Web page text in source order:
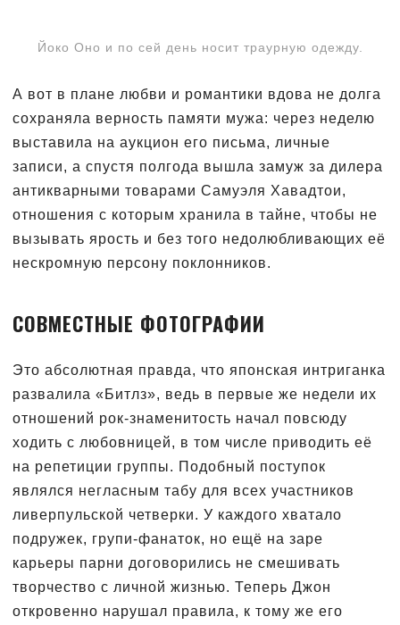
Йоко Оно и по сей день носит траурную одежду.
А вот в плане любви и романтики вдова не долга
сохраняла верность памяти мужа: через неделю
выставила на аукцион его письма, личные
записи, а спустя полгода вышла замуж за дилера
антикварными товарами Самуэля Хавадтои,
отношения с которым хранила в тайне, чтобы не
вызывать ярость и без того недолюбливающих её
нескромную персону поклонников.
СОВМЕСТНЫЕ ФОТОГРАФИИ
Это абсолютная правда, что японская интриганка
развалила «Битлз», ведь в первые же недели их
отношений рок-знаменитость начал повсюду
ходить с любовницей, в том числе приводить её
на репетиции группы. Подобный поступок
являлся негласным табу для всех участников
ливерпульской четверки. У каждого хватало
подружек, групи-фанаток, но ещё на заре
карьеры парни договорились не смешивать
творчество с личной жизнью. Теперь Джон
откровенно нарушал правила, к тому же его